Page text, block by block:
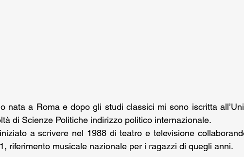
nata a Roma e dopo gli studi classici mi sono iscritta
di Scienze Politiche indirizzo politico internazionale.
a scrivere nel 1988 di teatro e televisione
riferimento musicale nazionale per i ragazzi di quegli anni.